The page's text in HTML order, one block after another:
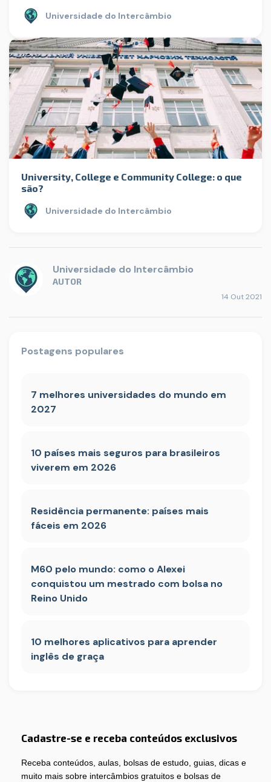
Universidade do Intercâmbio
University, College e Community College: o que
são?
Universidade do Intercâmbio
Universidade do Intercâmbio
AUTOR
14 Out 2021
Postagens populares
7 melhores universidades do mundo em
2027
10 países mais seguros para brasileiros
viverem em 2026
Residência permanente: países mais
fáceis em 2026
M60 pelo mundo: como o Alexei
conquistou um mestrado com bolsa no
Reino Unido
10 melhores aplicativos para aprender
inglês de graça
Cadastre-se e receba conteúdos exclusivos
Receba conteúdos, aulas, bolsas de estudo, guias, dicas e
muito mais sobre intercâmbios gratuitos e bolsas de